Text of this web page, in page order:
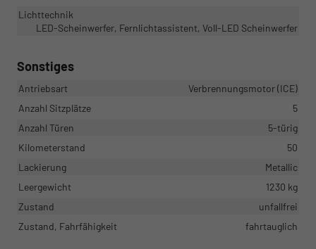
Lichttechnik
LED-Scheinwerfer, Fernlichtassistent, Voll-LED Scheinwerfer
Sonstiges
Antriebsart
Verbrennungsmotor (ICE)
Anzahl Sitzplätze
5
Anzahl Türen
5-türig
Kilometerstand
50
Lackierung
Metallic
Leergewicht
1230 kg
Zustand
unfallfrei
Zustand, Fahrfähigkeit
fahrtauglich